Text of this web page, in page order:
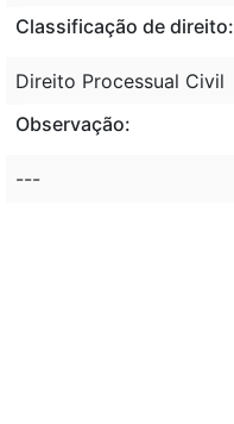
Classificação de direito:
Direito Processual Civil
Observação:
---